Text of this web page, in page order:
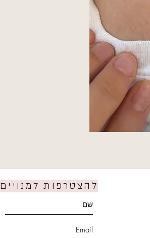
להצטרפות למנויים